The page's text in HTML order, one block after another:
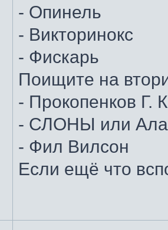
- Опинель
- Викторинокс
- Фискарь
Поищите на
- Прокопенков Г.
- СЛОНЫ или
- Фил Вилсон
Если ещё что